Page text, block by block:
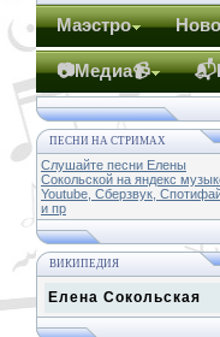
Маэстро
📷Медиа📹
ПЕСНИ НА СТРИМАХ
Слушайте песни Елены
Сокольской на яндекс
Youtube, Сберзвук,
и пр
ВИКИПЕДИЯ
Елена Сокольская